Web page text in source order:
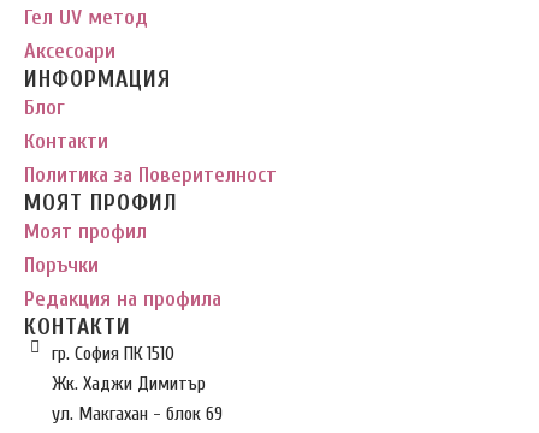
Гел UV метод
Аксесоари
ИНФОРМАЦИЯ
Блог
Контакти
Политика за Поверителност
МОЯТ ПРОФИЛ
Моят профил
Поръчки
Редакция на профила
КОНТАКТИ
гр. София ПК 1510
Жк. Хаджи Димитър
ул. Макгахан - блок 69